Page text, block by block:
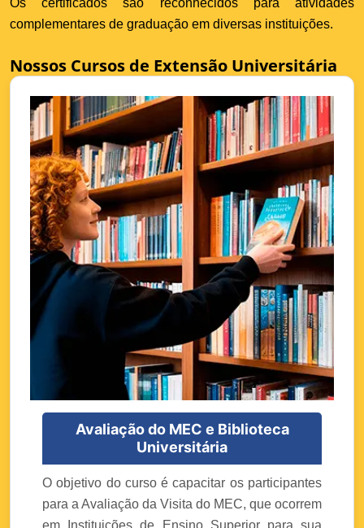
Os certificados são reconhecidos para atividades
complementares de graduação em diversas instituições.
Nossos Cursos de Extensão Universitária
Avaliação do MEC e Biblioteca
Universitária
O objetivo do curso é capacitar os participantes
para a Avaliação da Visita do MEC, que ocorrem